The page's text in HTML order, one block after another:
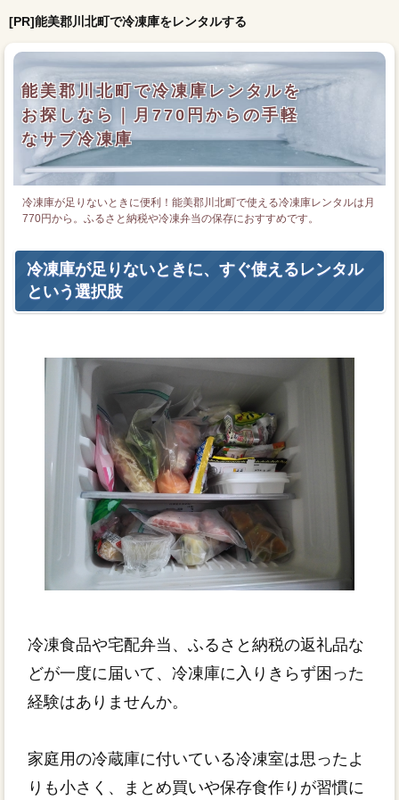
[PR]能美郡川北町で冷凍庫をレンタルする
能美郡川北町で冷凍庫レンタルを
お探しなら｜月770円からの手軽
なサブ冷凍庫
冷凍庫が足りないときに便利！能美郡川北町で使える冷凍庫レンタルは月
770円から。ふるさと納税や冷凍弁当の保存におすすめです。
冷凍庫が足りないときに、すぐ使えるレンタル
という選択肢
冷凍食品や宅配弁当、ふるさと納税の返礼品な
どが一度に届いて、冷凍庫に入りきらず困った
経験はありませんか。
家庭用の冷蔵庫に付いている冷凍室は思ったよ
りも小さく、まとめ買いや保存食作りが習慣に